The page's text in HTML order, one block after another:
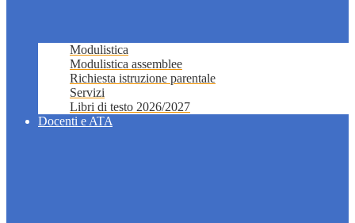
Modulistica
Modulistica assemblee
Richiesta istruzione parentale
Servizi
Libri di testo 2026/2027
Docenti e ATA